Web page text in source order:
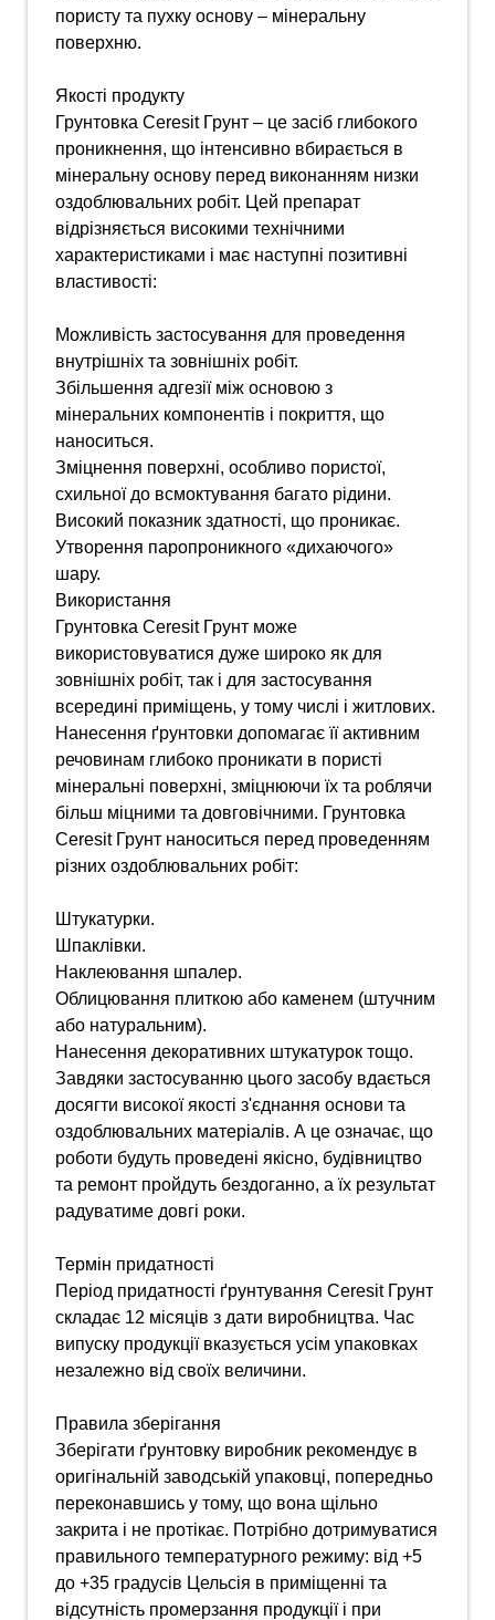
пористу та пухку основу – мінеральну
поверхню.
Якості продукту
Грунтовка Ceresit Грунт – це засіб глибокого
проникнення, що інтенсивно вбирається в
мінеральну основу перед виконанням низки
оздоблювальних робіт. Цей препарат
відрізняється високими технічними
характеристиками і має наступні позитивні
властивості:
Можливість застосування для проведення
внутрішніх та зовнішніх робіт.
Збільшення адгезії між основою з
мінеральних компонентів і покриття, що
наноситься.
Зміцнення поверхні, особливо пористої,
схильної до всмоктування багато рідини.
Високий показник здатності, що проникає.
Утворення паропроникного «дихаючого»
шару.
Використання
Грунтовка Ceresit Грунт може
використовуватися дуже широко як для
зовнішніх робіт, так і для застосування
всередині приміщень, у тому числі і житлових.
Нанесення ґрунтовки допомагає її активним
речовинам глибоко проникати в пористі
мінеральні поверхні, зміцнюючи їх та роблячи
більш міцними та довговічними. Грунтовка
Ceresit Грунт наноситься перед проведенням
різних оздоблювальних робіт:
Штукатурки.
Шпаклівки.
Наклеювання шпалер.
Облицювання плиткою або каменем (штучним
або натуральним).
Нанесення декоративних штукатурок тощо.
Завдяки застосуванню цього засобу вдається
досягти високої якості з'єднання основи та
оздоблювальних матеріалів. А це означає, що
роботи будуть проведені якісно, будівництво
та ремонт пройдуть бездоганно, а їх результат
радуватиме довгі роки.
Термін придатності
Період придатності ґрунтування Ceresit Грунт
складає 12 місяців з дати виробництва. Час
випуску продукції вказується усім упаковках
незалежно від своїх величини.
Правила зберігання
Зберігати ґрунтовку виробник рекомендує в
оригінальній заводській упаковці, попередньо
переконавшись у тому, що вона щільно
закрита і не протікає. Потрібно дотримуватися
правильного температурного режиму: від +5
до +35 градусів Цельсія в приміщенні та
відсутність промерзання продукції і при